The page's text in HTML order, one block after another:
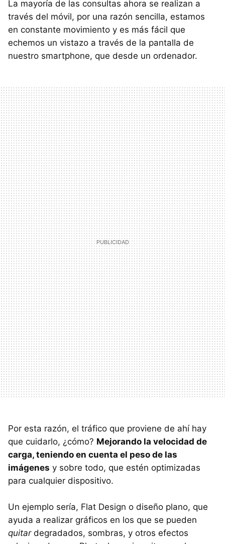
La mayoría de las consultas ahora se realizan a
través del móvil, por una razón sencilla, estamos
en constante movimiento y es más fácil que
echemos un vistazo a través de la pantalla de
nuestro smartphone, que desde un ordenador.
Por esta razón, el tráfico que proviene de ahí hay
que cuidarlo, ¿cómo? Mejorando la velocidad de
carga, teniendo en cuenta el peso de las
imágenes y sobre todo, que estén optimizadas
para cualquier dispositivo.
Un ejemplo sería, Flat Design o diseño plano, que
ayuda a realizar gráficos en los que se pueden
quitardegradados, sombras, y otros efectos